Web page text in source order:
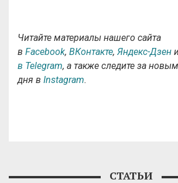
Читайте материалы нашего сайта
в Facebook, ВКонтакте, Яндекс-Дзен
в Telegram, а также следите за
дня в Instagram.
СТАТЬИ